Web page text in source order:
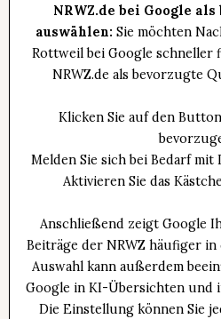
NRWZ.de bei Google
auswählen: Sie möchten
Rottweil bei Google schneller
NRWZ.de als bevorzugte
Klicken Sie auf den
Melden Sie sich bei Bedarf
Aktivieren Sie das
Anschließend zeigt Google
Beiträge der NRWZ häufiger in
Auswahl kann außerdem
Google in KI-Übersichten und
Die Einstellung können Sie